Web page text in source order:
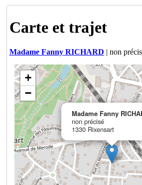
Carte et trajet
Madame Fanny RICHARD | non
Madame Fanny
non précisé
1330 Rixensart
+
−